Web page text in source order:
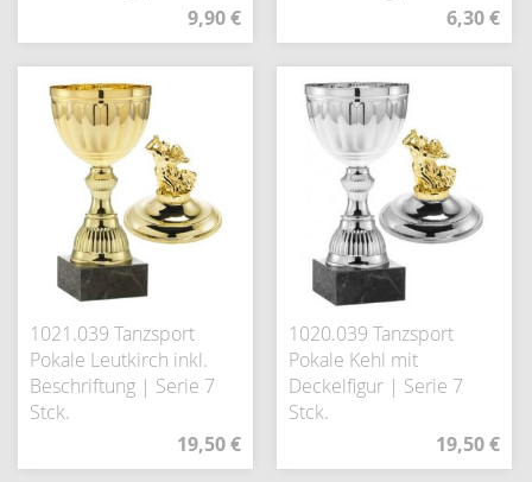
9,90 €
6,30 €
1021.039 Tanzsport
Pokale Leutkirch inkl.
Beschriftung | Serie 7
Stck.
19,50 €
1020.039 Tanzsport
Pokale Kehl mit
Deckelfigur | Serie 7
Stck.
19,50 €